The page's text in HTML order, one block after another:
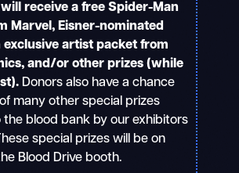
receive a free Spider-Man
Marvel, Eisner-nominated
exclusive artist packet from
and/or other prizes (while
Donors also have a chance
many other special prizes
blood bank by our exhibitors
special prizes will be on
Blood Drive booth.